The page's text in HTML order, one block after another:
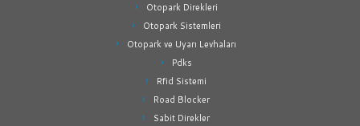
Otopark Direkleri
Otopark Sistemleri
Otopark ve Uyarı Levhaları
Pdks
Rfid Sistemi
Road Blocker
Sabit Direkler